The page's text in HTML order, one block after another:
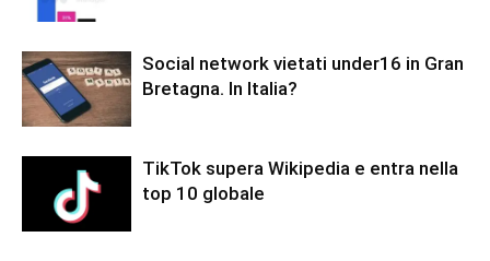
Social network vietati under16 in Gran
Bretagna. In Italia?
TikTok supera Wikipedia e entra nella
top 10 globale